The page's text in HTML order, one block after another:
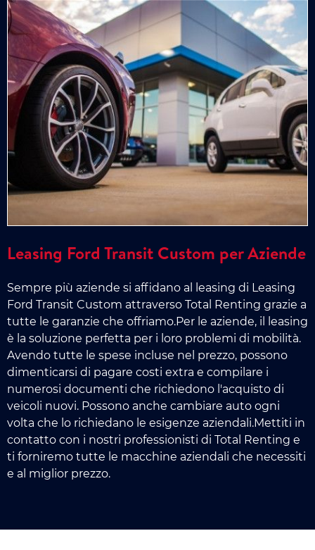
Leasing Ford Transit Custom per Aziende
Sempre più aziende si affidano al leasing di Leasing
Ford Transit Custom attraverso Total Renting grazie a
tutte le garanzie che offriamo.Per le aziende, il leasing
è la soluzione perfetta per i loro problemi di mobilità.
Avendo tutte le spese incluse nel prezzo, possono
dimenticarsi di pagare costi extra e compilare i
numerosi documenti che richiedono l'acquisto di
veicoli nuovi. Possono anche cambiare auto ogni
volta che lo richiedano le esigenze aziendali.Mettiti in
contatto con i nostri professionisti di Total Renting e
ti forniremo tutte le macchine aziendali che necessiti
e al miglior prezzo.